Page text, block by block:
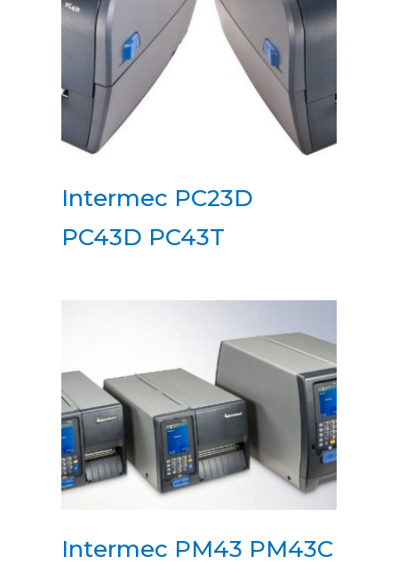
Intermec PC23D
PC43D PC43T
Intermec PM43 PM43C